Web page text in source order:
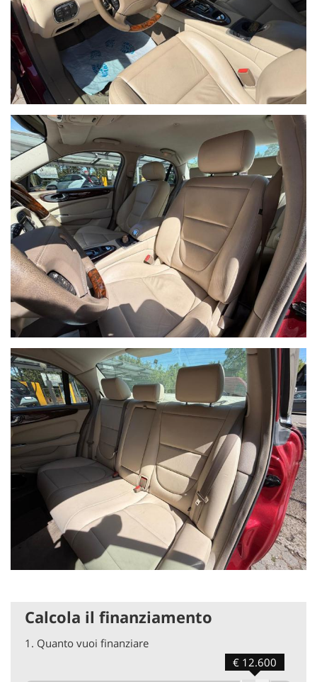
Calcola il finanziamento
1. Quanto vuoi finanziare
€ 12.600